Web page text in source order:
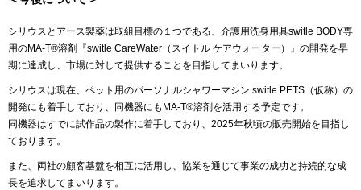
シリウスとアース製薬は取組目標の１つである、介護用洗身用具switle BODY専
用のMA-T®︎溶剤『switle CareWater（スイトル ケアウォーター）』の開発を早
期に達成し、市場に対して提供することを目指してまいります。
シリウスは現在、ペット用のパーソナルシャワーマシン switle PETS（仮称）の
開発にも着手しており、同機器にもMA-T®︎溶剤を活用する予定です。
同機器はすでに試作品の製作に着手しており、2025年秋頃の販売開始を目指し
ております。
また、両社の顧客基盤を相互に活用し、協業を通じて事業の成功と持続的な成
長を追求してまいります。